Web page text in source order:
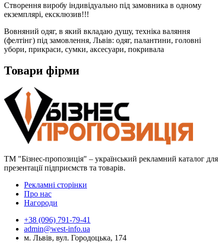
Створення виробу індивідуально під замовника в одному
екземплярі, ексклюзив!!!
Вовняний одяг, в який вкладаю душу, техніка валяння
(фелтінг) під замовлення, Львів: одяг, палантини, головні
убори, прикраси, сумки, аксесуари, покривала
Товари фірми
ТМ "Бізнес-пропозиція" – український рекламний каталог для
презентації підприємств та товарів.
Рекламні сторінки
Про нас
Нагороди
+38 (096) 791-79-41
admin@west-info.ua
м. Львів, вул. Городоцька, 174